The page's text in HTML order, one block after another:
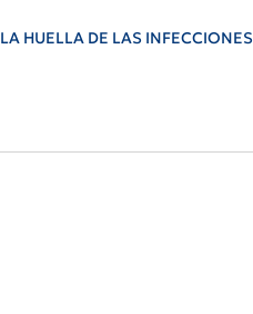
LA HUELLA DE LAS INFECCIONES